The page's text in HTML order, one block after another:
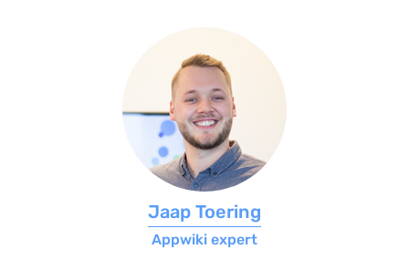
Verlof en verzuimJaap Toering
Appwiki expert